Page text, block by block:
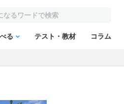
る テスト・教材 コラム